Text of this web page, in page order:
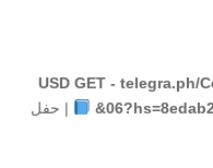
+ 412387 USD GET -
| حفل